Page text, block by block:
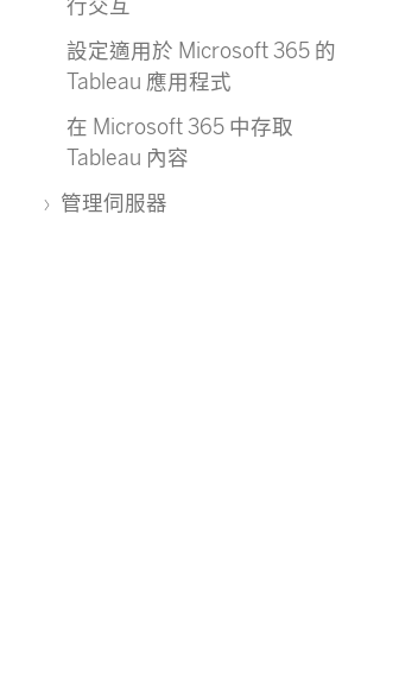
行交互
設定適用於 Microsoft 365 的
Tableau 應用程式
在 Microsoft 365 中存取
Tableau 內容
管理伺服器